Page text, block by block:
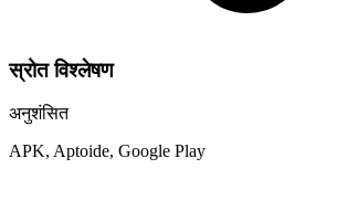
स्रोत विश्लेषण
अनुशंसित
APK, Aptoide, Google Play